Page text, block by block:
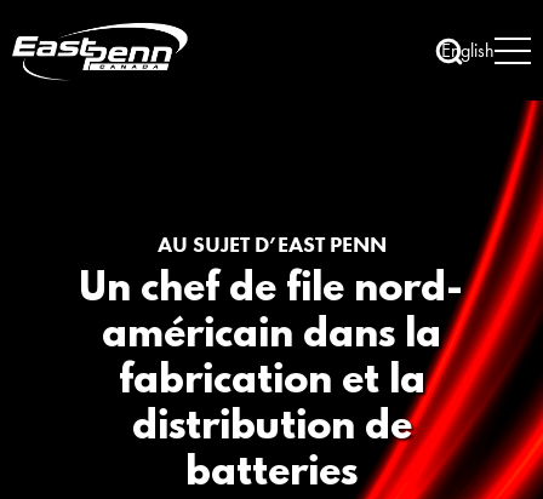
English
AU SUJET D’EAST PENN
Un chef de file nord-
américain dans la
fabrication et la
distribution de
batteries